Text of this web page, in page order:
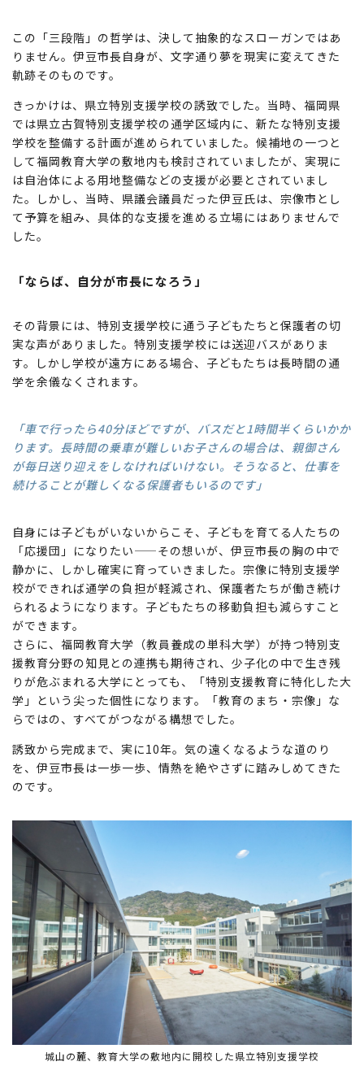
この「三段階」の哲学は、決して抽象的なスローガンではあ
りません。伊豆市長自身が、文字通り夢を現実に変えてきた
軌跡そのものです。
きっかけは、県立特別支援学校の誘致でした。当時、福岡県
では県立古賀特別支援学校の通学区域内に、新たな特別支援
学校を整備する計画が進められていました。候補地の一つと
して福岡教育大学の敷地内も検討されていましたが、実現に
は自治体による用地整備などの支援が必要とされていまし
た。しかし、当時、県議会議員だった伊豆氏は、宗像市とし
て予算を組み、具体的な支援を進める立場にはありませんで
した。
「ならば、自分が市長になろう」
その背景には、特別支援学校に通う子どもたちと保護者の切
実な声がありました。特別支援学校には送迎バスがありま
す。しかし学校が遠方にある場合、子どもたちは長時間の通
学を余儀なくされます。
「車で行ったら40分ほどですが、バスだと1時間半くらいかか
ります。長時間の乗車が難しいお子さんの場合は、親御さん
が毎日送り迎えをしなければいけない。そうなると、仕事を
続けることが難しくなる保護者もいるのです」
自身には子どもがいないからこそ、子どもを育てる人たちの
「応援団」になりたい——その想いが、伊豆市長の胸の中で
静かに、しかし確実に育っていきました。宗像に特別支援学
校ができれば通学の負担が軽減され、保護者たちが働き続け
られるようになります。子どもたちの移動負担も減らすこと
ができます。
さらに、福岡教育大学（教員養成の単科大学）が持つ特別支
援教育分野の知見との連携も期待され、少子化の中で生き残
りが危ぶまれる大学にとっても、「特別支援教育に特化した大
学」という尖った個性になります。「教育のまち・宗像」な
らではの、すべてがつながる構想でした。
誘致から完成まで、実に10年。気の遠くなるような道のり
を、伊豆市長は一歩一歩、情熱を絶やさずに踏みしめてきた
のです。
城山の麓、教育大学の敷地内に開校した県立特別支援学校